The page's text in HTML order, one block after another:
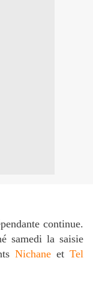
continue.
samedi la saisie
Nichane et Tel